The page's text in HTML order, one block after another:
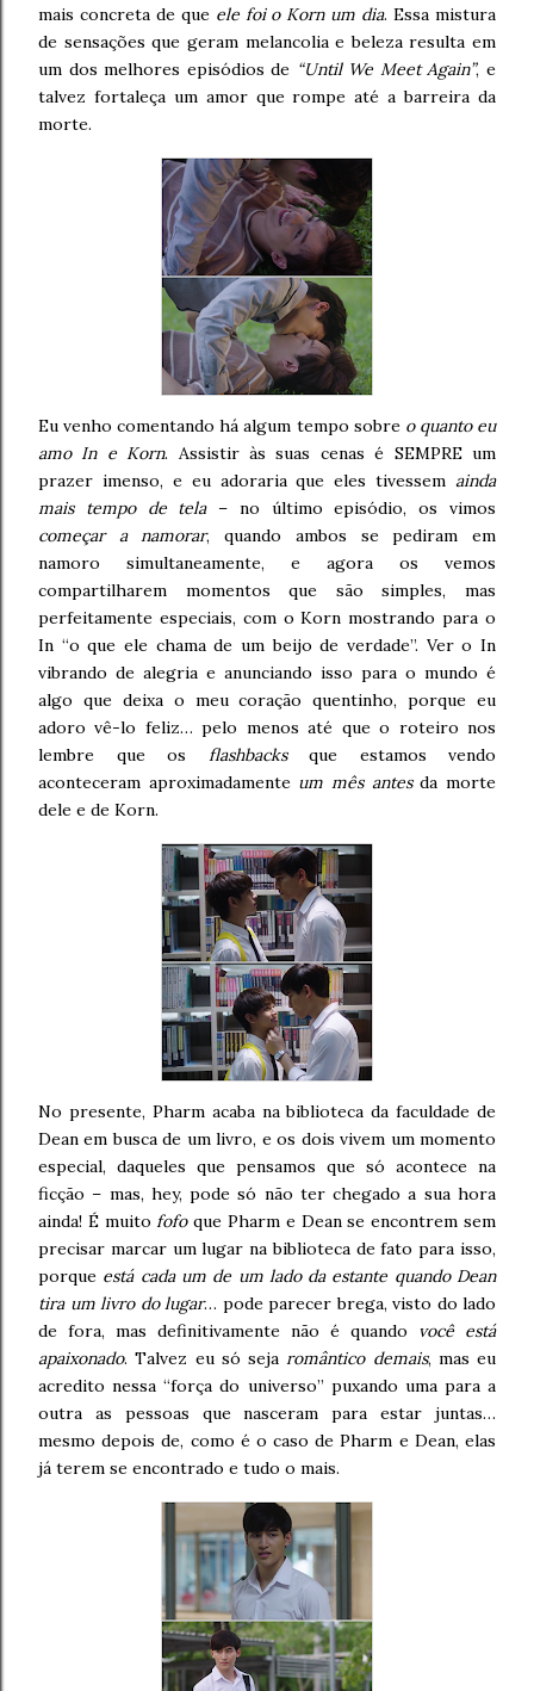
mais concreta de que ele foi o Korn um dia. Essa mistura
de sensações que geram melancolia e beleza resulta em
um dos melhores episódios de “Until We Meet Again”, e
talvez fortaleça um amor que rompe até a barreira da
morte.
Eu venho comentando há algum tempo sobre o quanto eu
amo In e Korn. Assistir às suas cenas é SEMPRE um
prazer imenso, e eu adoraria que eles tivessem ainda
mais tempo de tela– no último episódio, os vimos
começar a namorar, quando ambos se pediram em
namoro simultaneamente, e agora os vemos
compartilharem momentos que são simples, mas
perfeitamente especiais, com o Korn mostrando para o
In “o que ele chama de um beijo de verdade”. Ver o In
vibrando de alegria e anunciando isso para o mundo é
algo que deixa o meu coração quentinho, porque eu
adoro vê-lo feliz… pelo menos até que o roteiro nos
lembre que os flashbacksque estamos vendo
aconteceram aproximadamente um mês antesda morte
dele e de Korn.
No presente, Pharm acaba na biblioteca da faculdade de
Dean em busca de um livro, e os dois vivem um momento
especial, daqueles que pensamos que só acontece na
ficção – mas, hey, pode só não ter chegado a sua hora
ainda! É muitofofoque Pharm e Dean se encontrem sem
precisar marcar um lugar na biblioteca de fato para isso,
porque está cada um de um lado da estante quando Dean
tira um livro do lugar… pode parecer brega, visto do lado
de fora, mas definitivamente não é quando você está
apaixonado. Talvez eu só sejaromântico demais, mas eu
acredito nessa “força do universo” puxando uma para a
outra as pessoas que nasceram para estar juntas…
mesmo depois de, como é o caso de Pharm e Dean, elas
já terem se encontrado e tudo o mais.